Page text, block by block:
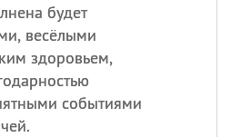
будет
весёлыми
здоровьем,
событиями